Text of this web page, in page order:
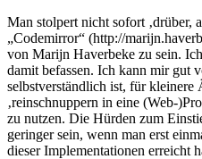
Man stolpert nicht sofort ‚drüber,
„Codemirror“ (http://
von Marijn Haverbeke zu sein.
damit befassen. Ich kann mir gut
selbstverständlich ist, für kleinere
‚reinschnuppern in eine (Web-
zu nutzen. Die Hürden zum
geringer sein, wenn man erst
dieser Implementationen erreicht